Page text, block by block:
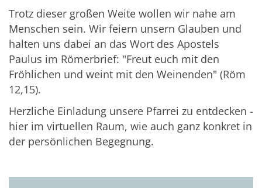
Trotz dieser großen Weite wollen wir nahe am
Menschen sein. Wir feiern unsern Glauben und
halten uns dabei an das Wort des Apostels
Paulus im Römerbrief: "Freut euch mit den
Fröhlichen und weint mit den Weinenden" (Röm
12,15).
Herzliche Einladung unsere Pfarrei zu entdecken -
hier im virtuellen Raum, wie auch ganz konkret in
der persönlichen Begegnung.